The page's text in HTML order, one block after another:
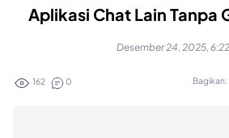
Aplikasi Chat Lain Tanpa
Desember 24, 2025,
162 0 Bagikan: